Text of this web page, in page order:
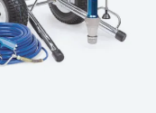
teszi, amelyeket ma a
kapni lehet. A
tartós,
és hosszú évekig